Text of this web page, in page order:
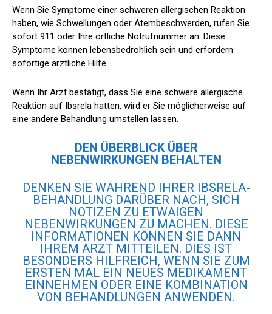
Wenn Sie Symptome einer schweren allergischen Reaktion
haben, wie Schwellungen oder Atembeschwerden, rufen Sie
sofort 911 oder Ihre örtliche Notrufnummer an. Diese
Symptome können lebensbedrohlich sein und erfordern
sofortige ärztliche Hilfe.
Wenn Ihr Arzt bestätigt, dass Sie eine schwere allergische
Reaktion auf Ibsrela hatten, wird er Sie möglicherweise auf
eine andere Behandlung umstellen lassen.
DEN ÜBERBLICK ÜBER
NEBENWIRKUNGEN BEHALTEN
DENKEN SIE WÄHREND IHRER IBSRELA-
BEHANDLUNG DARÜBER NACH, SICH
NOTIZEN ZU ETWAIGEN
NEBENWIRKUNGEN ZU MACHEN. DIESE
INFORMATIONEN KÖNNEN SIE DANN
IHREM ARZT MITTEILEN. DIES IST
BESONDERS HILFREICH, WENN SIE ZUM
ERSTEN MAL EIN NEUES MEDIKAMENT
EINNEHMEN ODER EINE KOMBINATION
VON BEHANDLUNGEN ANWENDEN.